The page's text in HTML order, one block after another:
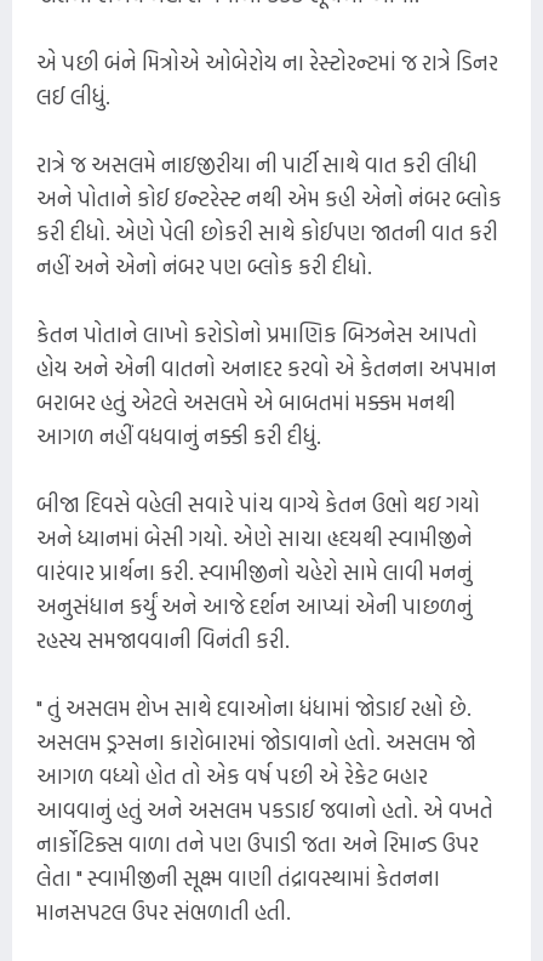
એ પછી બંને મિત્રોએ ઓબેરોય ના રેસ્ટોરન્ટમાં જ રાત્રે ડિનર
લઈ લીધું.
રાત્રે જ અસલમે નાઇજીરીયા ની પાર્ટી સાથે વાત કરી લીધી
અને પોતાને કોઈ ઇન્ટરેસ્ટ નથી એમ કહી એનો નંબર બ્લોક
કરી દીધો. એણે પેલી છોકરી સાથે કોઈપણ જાતની વાત કરી
નહીં અને એનો નંબર પણ બ્લોક કરી દીધો.
કેતન પોતાને લાખો કરોડોનો પ્રમાણિક બિઝનેસ આપતો
હોય અને એની વાતનો અનાદર કરવો એ કેતનના અપમાન
બરાબર હતું એટલે અસલમે એ બાબતમાં મક્કમ મનથી
આગળ નહીં વધવાનું નક્કી કરી દીધું.
બીજા દિવસે વહેલી સવારે પાંચ વાગ્યે કેતન ઉભો થઇ ગયો
અને ધ્યાનમાં બેસી ગયો. એણે સાચા હૃદયથી સ્વામીજીને
વારંવાર પ્રાર્થના કરી. સ્વામીજીનો ચહેરો સામે લાવી મનનું
અનુસંધાન કર્યું અને આજે દર્શન આપ્યાં એની પાછળનું
રહસ્ય સમજાવવાની વિનંતી કરી.
" તું અસલમ શેખ સાથે દવાઓના ધંધામાં જોડાઈ રહ્યો છે.
અસલમ ડ્રગ્સના કારોબારમાં જોડાવાનો હતો. અસલમ જો
આગળ વધ્યો હોત તો એક વર્ષ પછી એ રેકેટ બહાર
આવવાનું હતું અને અસલમ પકડાઈ જવાનો હતો. એ વખતે
નાર્કોટિક્સ વાળા તને પણ ઉપાડી જતા અને રિમાન્ડ ઉપર
લેતા " સ્વામીજીની સૂક્ષ્મ વાણી તંદ્રાવસ્થામાં કેતનના
માનસપટલ ઉપર સંભળાતી હતી.